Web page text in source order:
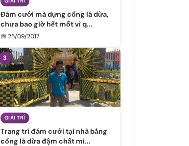
Đám cưới mà dựng cổng lá dừa,
chưa bao giờ hết mốt vì q...
📅 25/09/2017
3
GIẢI TRÍ
Trang trí đám cưới tại nhà bằng
cổng lá dừa đậm chất mi...